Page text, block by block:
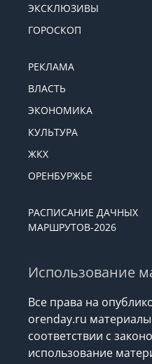
ЭКСКЛЮЗИВЫ
ГОРОСКОП
РЕКЛАМА
ВЛАСТЬ
ЭКОНОМИКА
КУЛЬТУРА
ЖКХ
ОРЕНБУРЖЬЕ
РАСПИСАНИЕ ДАЧНЫХ
МАРШРУТОВ-2026
Использование
Все права на
orenday.ru
соответствии с
использование